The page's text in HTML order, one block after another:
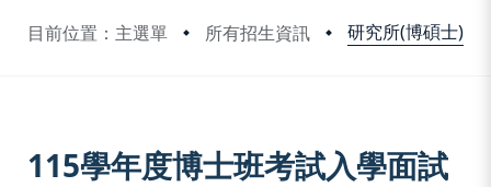
目前位置：主選單 所有招生資訊 研究所(博碩士)
115學年度博士班考試入學面試